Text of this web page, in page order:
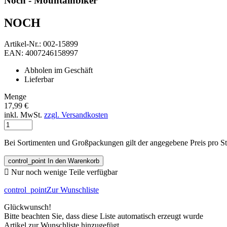
NOCH
Artikel-Nr.: 002-15899
EAN: 4007246158997
Abholen im Geschäft
Lieferbar
Menge
17,99 €
inkl. MwSt. zzgl. Versandkosten
Bei Sortimenten und Großpackungen gilt der angegebene Preis pro
control_point In den Warenkorb
 Nur noch wenige Teile verfügbar
control_pointZur Wunschliste
Glückwunsch!
Bitte beachten Sie, dass diese Liste automatisch erzeugt wurde